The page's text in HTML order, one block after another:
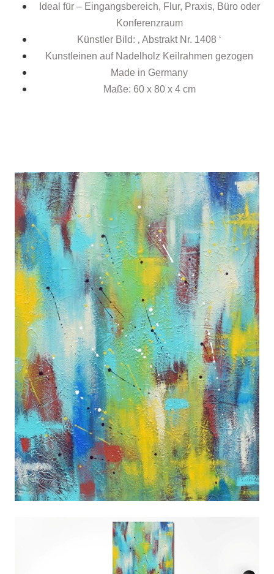
Ideal für – Eingangsbereich, Flur, Praxis, Büro oder
Konferenzraum
Künstler Bild: ‚ Abstrakt Nr. 1408 ‘
Kunstleinen auf Nadelholz Keilrahmen gezogen
Made in Germany
Maße: 60 x 80 x 4 cm